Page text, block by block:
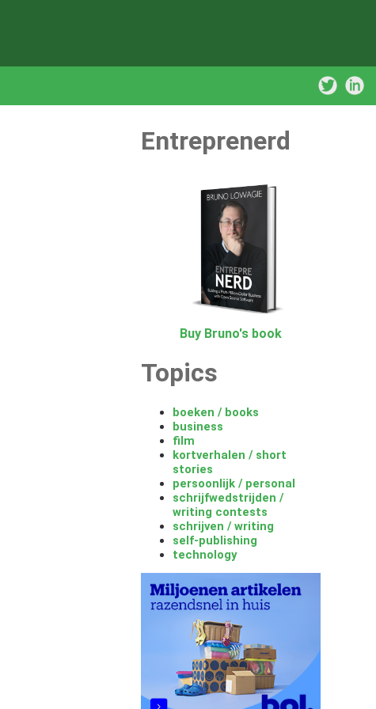
Entreprenerd
Buy Bruno's book
Topics
boeken / books
business
film
kortverhalen / short
stories
persoonlijk / personal
schrijfwedstrijden /
writing contests
schrijven / writing
self-publishing
technology